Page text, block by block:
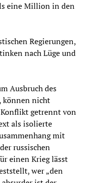
eine Million in den
Regierungen,
nach Lüge und
Ausbruch des
können nicht
getrennt von
als isolierte
mit
russischen
einen Krieg lässt
wer „den